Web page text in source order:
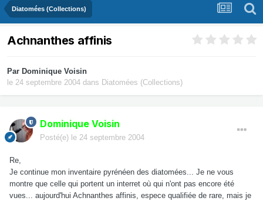
Diatomées (Collections)
Achnanthes affinis
Par Dominique Voisin
le 24 septembre 2004 dans Diatomées (Collections)
Dominique Voisin
Posté(e) le 24 septembre 2004
Re,
Je continue mon inventaire pyrénéen des diatomées... Je ne vous
montre que celle qui portent un interret où qui n'ont pas encore été
vues... aujourd'hui Achnanthes affinis, espece qualifiée de rare, mais je